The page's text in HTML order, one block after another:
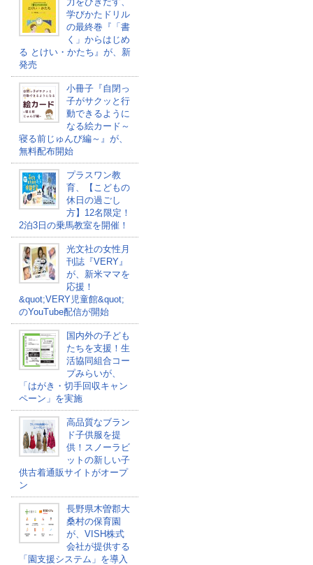
学びかたドリル
の最終巻『「書
く」からはじめ
る とけい・かたち』が、新
発売
小冊子『自閉っ
子がサクッと行
動できるように
なる絵カード～
寝る前じゅんび編～』が、
無料配布開始
プラスワン教
育、【こどもの
休日の過ごし
方】12名限定！
2泊3日の乗馬教室を開催！
光文社の女性月
刊誌『VERY』
が、新米ママを
応援！
&quot;VERY児童館&quot;
のYouTube配信が開始
国内外の子ども
たちを支援！生
活協同組合コー
プみらいが、
「はがき・切手回収キャン
ペーン」を実施
高品質なブラン
ド子供服を提
供！スノーラビ
ットの新しい子
供古着通販サイトがオープ
ン
長野県木曽郡大
桑村の保育園
が、VISH株式
会社が提供する
「園支援システム」を導入